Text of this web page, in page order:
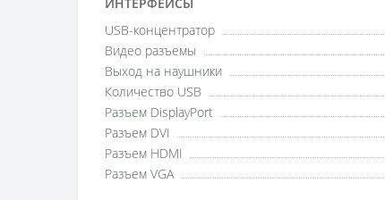
USB-концентратор
Видео разъемы
Выход на наушники
Количество USB
Разъем DisplayPort
Разъем DVI
Разъем HDMI
Разъем VGA